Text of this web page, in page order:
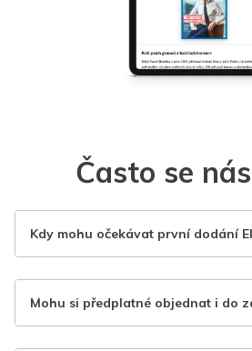
Často se
Kdy mohu očekávat první dodání
Mohu si předplatné objednat i do